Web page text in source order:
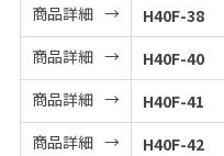
商品詳細
H40F-38
商品詳細
H40F-40
商品詳細
H40F-41
商品詳細
H40F-42